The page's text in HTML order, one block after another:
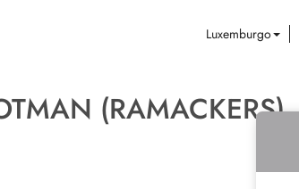
Luxemburgo
(RAMACKERS)